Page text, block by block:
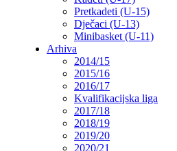
Pretkadeti (U-15)
Dječaci (U-13)
Minibasket (U-11)
Arhiva
2014/15
2015/16
2016/17
Kvalifikacijska liga
2017/18
2018/19
2019/20
2020/21